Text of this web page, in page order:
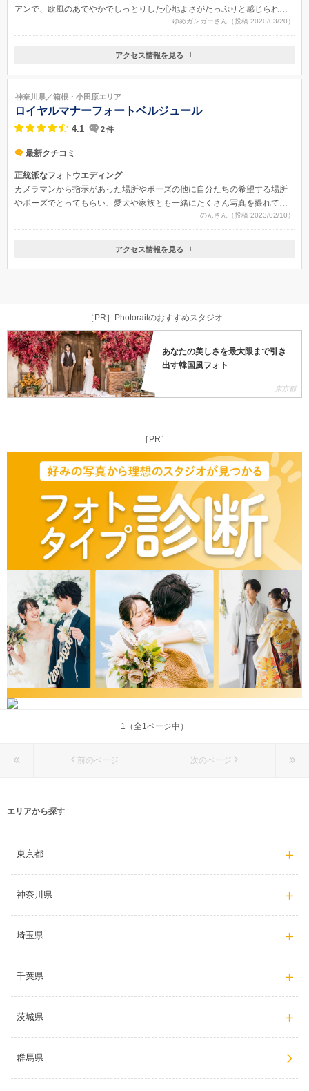
アンで、欧風のあでやかでしっとりした心地よさがたっぷりと感じられた
から、ということが大きいです。また、衣装とか、飾り付けなども種類が
豊富で、たくさんの、イメージの異なる写真が撮影できました。その引き
出しの多さというのはすごくポイントでした！！
ゆめガンガーさん（投稿 2020/03/20）
神奈川県神奈川県足柄下郡箱根町元箱根159-15
アクセス情報を見る
神奈川県／箱根・小田原エリア
ロイヤルマナーフォートベルジュール
4.1 2件
最新クチコミ
正統派なフォトウエディング
カメラマンから指示があった場所やポーズの他に自分たちの希望する場所
やポーズでとってもらい、愛犬や家族とも一緒にたくさん写真を撮れてよ
かった。希望をたくさん聞いてもらい、たくさんのパターンでとってもら
えた。画質がきれいで、データでももらえたのでみんなに共有もしやすく
のんさん（投稿 2023/02/10）
神奈川県小田原市扇町４丁目８−２８
アクセス情報を見る
［PR］Photoraitのおすすめスタジオ
あなたの美しさを最大限まで引き
出す韓国風フォト
東京都
［PR］
1（全1ページ中）
前のページ 次のページ
エリアから探す
東京都
神奈川県
埼玉県
千葉県
茨城県
群馬県